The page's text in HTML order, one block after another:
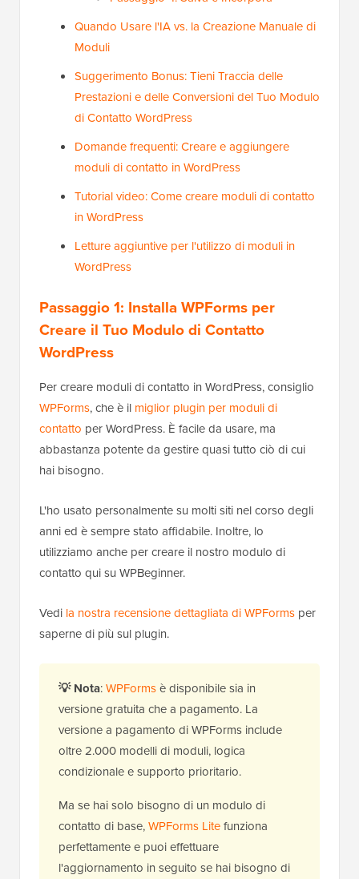
Quando Usare l'IA vs. la Creazione Manuale di
Moduli
Suggerimento Bonus: Tieni Traccia delle
Prestazioni e delle Conversioni del Tuo Modulo
di Contatto WordPress
Domande frequenti: Creare e aggiungere
moduli di contatto in WordPress
Tutorial video: Come creare moduli di contatto
in WordPress
Letture aggiuntive per l'utilizzo di moduli in
WordPress
Passaggio 1: Installa WPForms per
Creare il Tuo Modulo di Contatto
WordPress
Per creare moduli di contatto in WordPress, consiglio
WPForms, che è il miglior plugin per moduli di
contatto per WordPress. È facile da usare, ma
abbastanza potente da gestire quasi tutto ciò di cui
hai bisogno.
L'ho usato personalmente su molti siti nel corso degli
anni ed è sempre stato affidabile. Inoltre, lo
utilizziamo anche per creare il nostro modulo di
contatto qui su WPBeginner.
Vedi la nostra recensione dettagliata di WPForms per
saperne di più sul plugin.
💡 Nota:WPFormsè disponibile sia in
versione gratuita che a pagamento. La
versione a pagamento di WPForms include
oltre 2.000 modelli di moduli, logica
condizionale e supporto prioritario.
Ma se hai solo bisogno di un modulo di
contatto di base,WPForms Litefunziona
perfettamente e puoi effettuare
l'aggiornamento in seguito se hai bisogno di